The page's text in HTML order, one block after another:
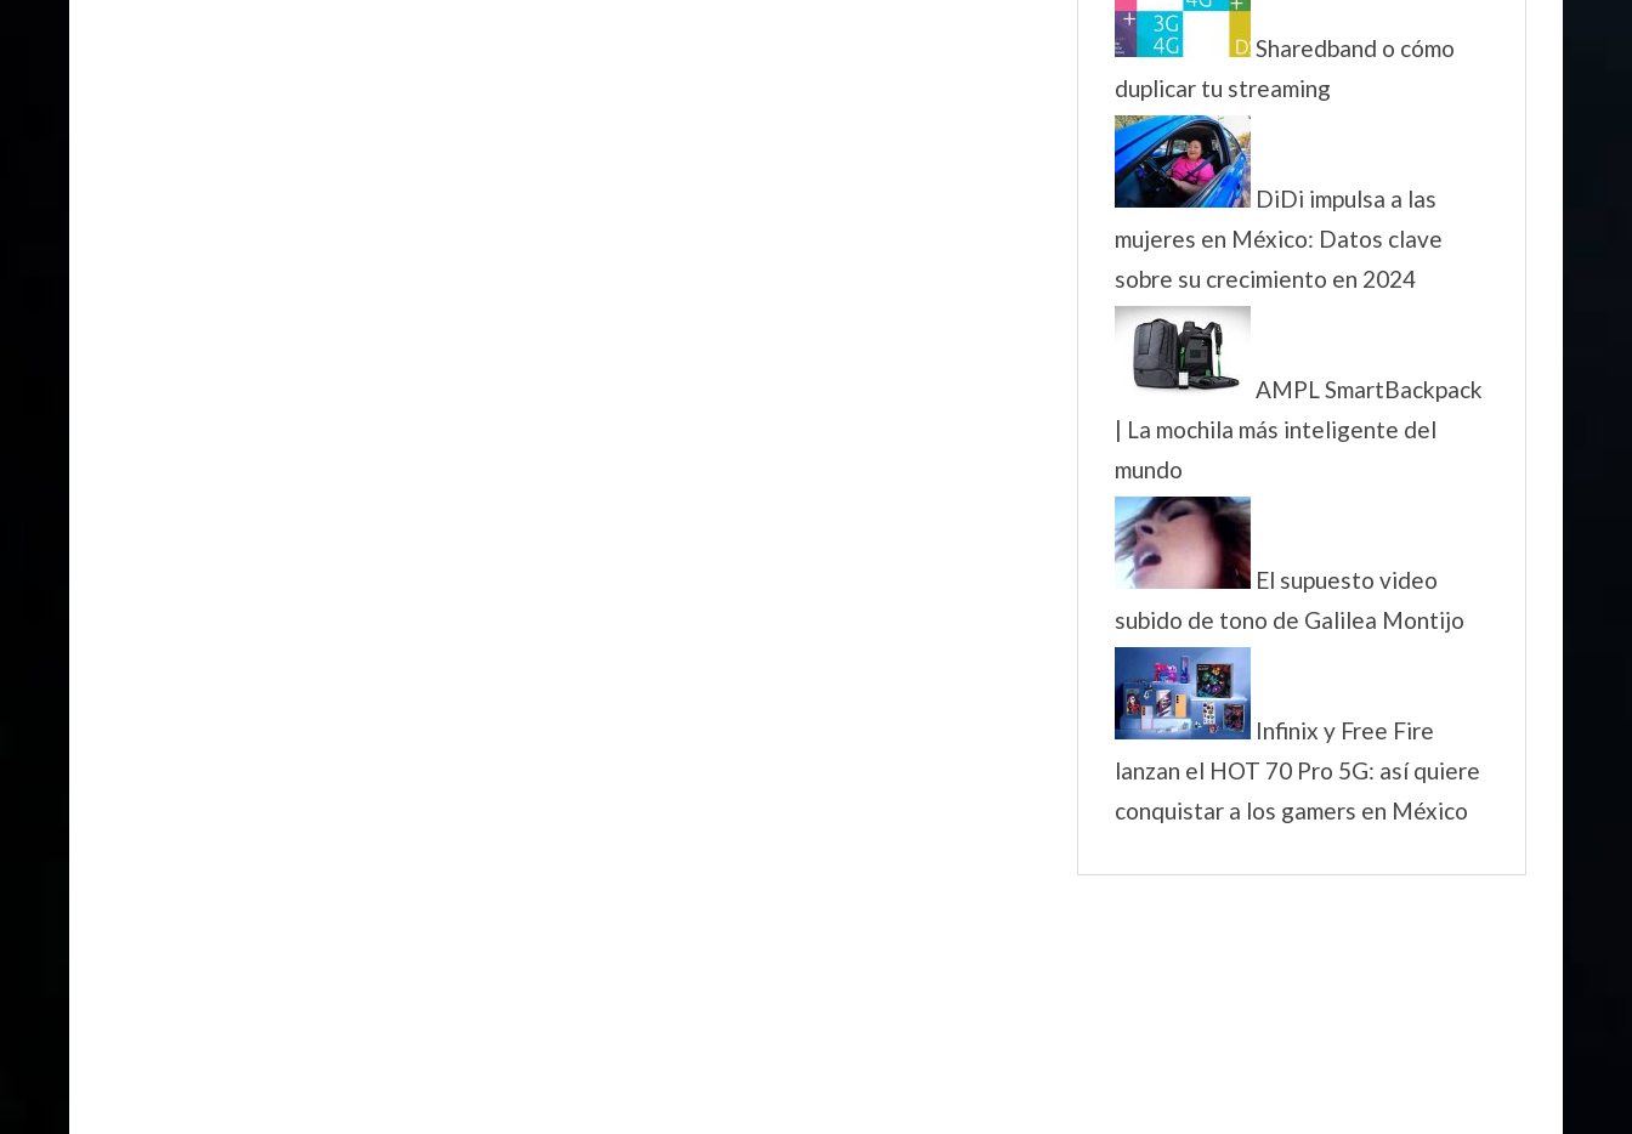
Sharedband o cómo
duplicar tu streaming
DiDi impulsa a las
mujeres en México: Datos clave
sobre su crecimiento en 2024
AMPL SmartBackpack
| La mochila más inteligente del
mundo
El supuesto video
subido de tono de Galilea Montijo
Infinix y Free Fire
lanzan el HOT 70 Pro 5G: así quiere
conquistar a los gamers en México